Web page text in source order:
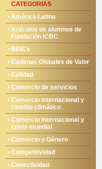
CATEGORIAS
América Latina
Artículos de alumnos de
Fundación ICBC
BRICs
Cadenas Globales de Valor
Calidad
Comercio de servicios
Comercio internacional y
cambio climático
Comercio internacional y
crisis mundial
Comercio y Género
Competitividad
Conectividad